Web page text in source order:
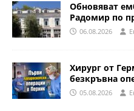
Обновяват
Радомир по
06.08.2026
Хирург от
безкръвна
05.08.2026